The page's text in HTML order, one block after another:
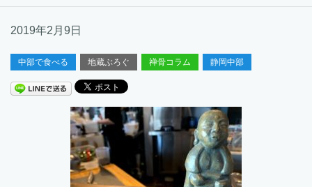
2019年2月9日
中部で食べる 地蔵ぶろぐ 禅骨コラム 静岡中部